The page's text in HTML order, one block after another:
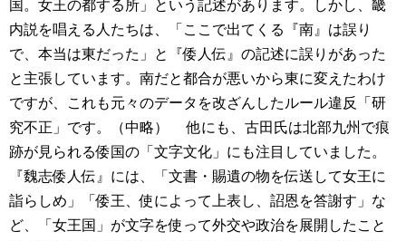
国。女王の都する所」という記述があります。しかし、畿
内説を唱える人たちは、「ここで出てくる『南』は誤り
で、本当は東だった」と『倭人伝』の記述に誤りがあった
と主張しています。南だと都合が悪いから東に変えたわけ
ですが、これも元々のデータを改ざんしたルール違反「研
究不正」です。（中略）
他にも、古田氏は北部九州で痕
跡が見られる倭国の「文字文化」にも注目していました。
『魏志倭人伝』には、「文書・賜遺の物を伝送して女王に
詣らしめ」「倭王、使によって上表し、詔恩を答謝す」な
ど、「女王国」が文字を使って外交や政治を展開したこと